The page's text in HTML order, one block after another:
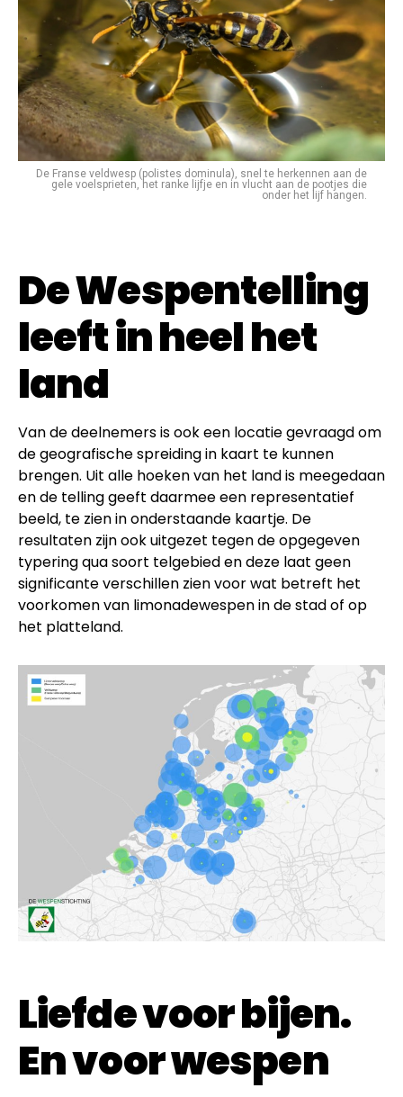
De Franse veldwesp (polistes dominula), snel te herkennen aan de
gele voelsprieten, het ranke lijfje en in vlucht aan de pootjes die
onder het lijf hangen.
De Wespentelling
leeft in heel het
land
Van de deelnemers is ook een locatie gevraagd om
de geografische spreiding in kaart te kunnen
brengen. Uit alle hoeken van het land is meegedaan
en de telling geeft daarmee een representatief
beeld, te zien in onderstaande kaartje. De
resultaten zijn ook uitgezet tegen de opgegeven
typering qua soort telgebied en deze laat geen
significante verschillen zien voor wat betreft het
voorkomen van limonadewespen in de stad of op
het platteland.
Liefde voor bijen.
En voor wespen